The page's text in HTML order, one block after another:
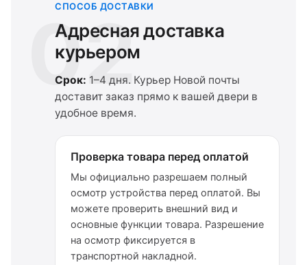
02
СПОСОБ ДОСТАВКИ
Адресная доставка
курьером
Срок: 1–4 дня. Курьер Новой почты
доставит заказ прямо к вашей двери в
удобное время.
Проверка товара перед оплатой
Мы официально разрешаем полный
осмотр устройства перед оплатой. Вы
можете проверить внешний вид и
основные функции товара. Разрешение
на осмотр фиксируется в
транспортной накладной.